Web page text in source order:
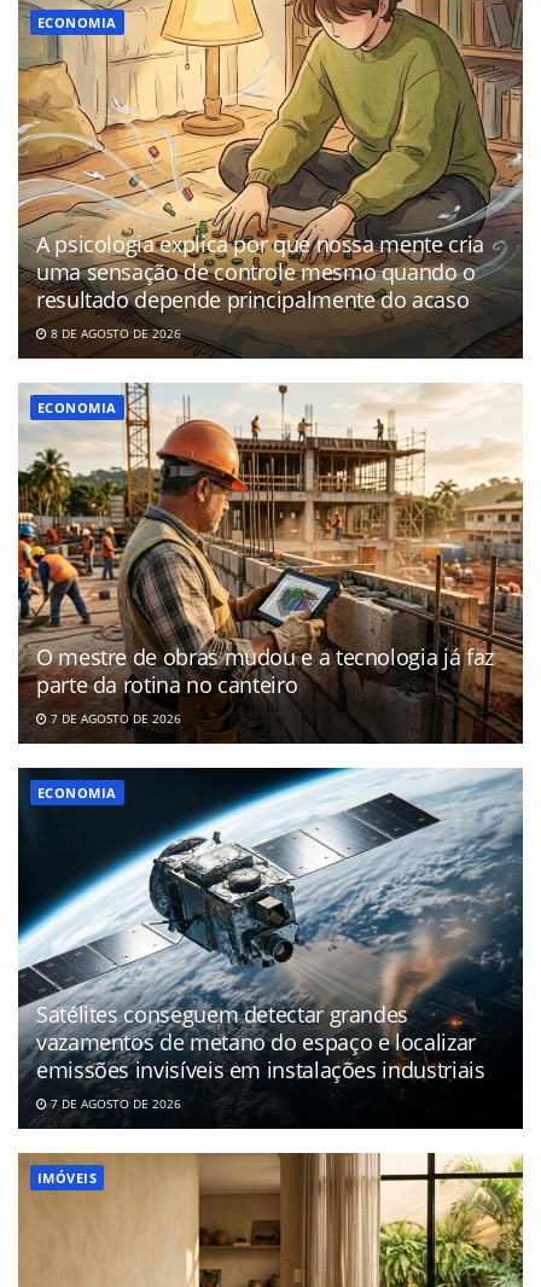
ECONOMIA
A psicologia explica por que nossa mente cria
uma sensação de controle mesmo quando o
resultado depende principalmente do acaso
8 DE AGOSTO DE 2026
ECONOMIA
O mestre de obras mudou e a tecnologia já faz
parte da rotina no canteiro
7 DE AGOSTO DE 2026
ECONOMIA
Satélites conseguem detectar grandes
vazamentos de metano do espaço e localizar
emissões invisíveis em instalações industriais
7 DE AGOSTO DE 2026
IMÓVEIS